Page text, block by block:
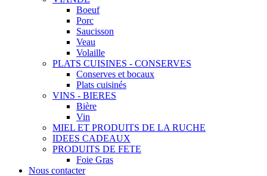
Boeuf
Porc
Saucisson
Veau
Volaille
PLATS CUISINES - CONSERVES
Conserves et bocaux
Plats cuisinés
VINS - BIERES
Bière
Vin
MIEL ET PRODUITS DE LA RUCHE
IDEES CADEAUX
PRODUITS DE FETE
Foie Gras
Nous contacter